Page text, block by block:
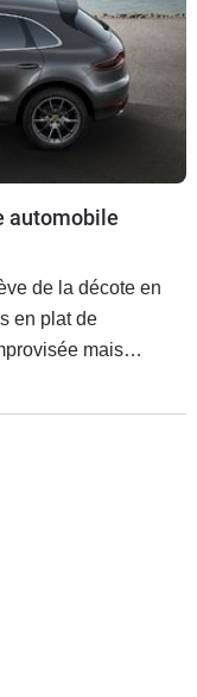
automobile
de la décote en
en plat de
mais